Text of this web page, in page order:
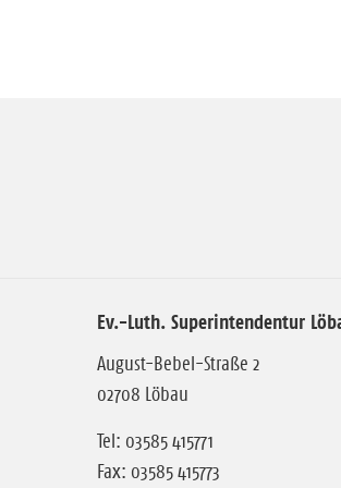
Ev.-Luth. Superintendentur
August-Bebel-Straße 2
02708 Löbau
Tel: 03585 415771
Fax: 03585 415773